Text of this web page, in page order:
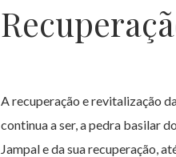
A recuperação e revitalização
continua a ser, a pedra basilar
Jampal e da sua recuperação,